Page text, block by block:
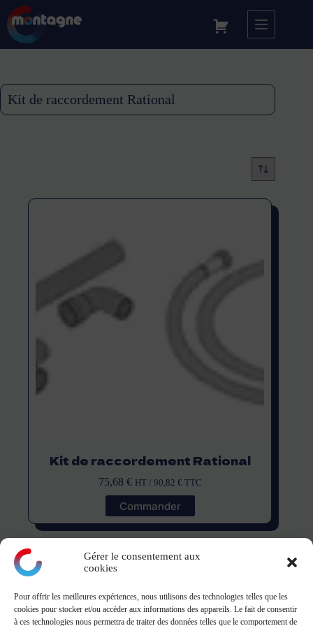
Gérer le consentement aux
cookies
Pour offrir les meilleures expériences, nous utilisons des technologies telles que les
cookies pour stocker et/ou accéder aux informations des appareils. Le fait de consentir
à ces technologies nous permettra de traiter des données telles que le comportement de
Kit de raccordement Rational
Kit de raccordement Rational
75,68 € HT / 90,82 € TTC
Commander
montagne